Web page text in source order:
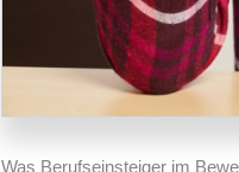
Was Berufseinsteiger im